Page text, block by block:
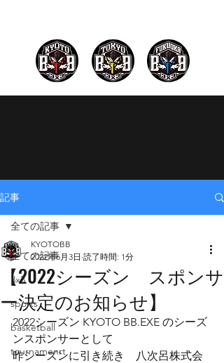
記事
全ての記事
3x3
sports
basketball
tournamenrt
全ての記事
【2022シーズン スポンサ
ー決定のお知らせ】
KYOTOBB
2022年6月3日 読了時間: 1分
2022シーズン KYOTO BB.EXE のシーズ
ンスポンサーとして
昨シーズンに引き続き　八次呂株式会